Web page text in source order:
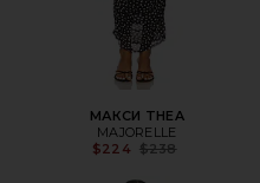
МАКСИ THEA
MAJORELLE
$224 Previous price:
$238